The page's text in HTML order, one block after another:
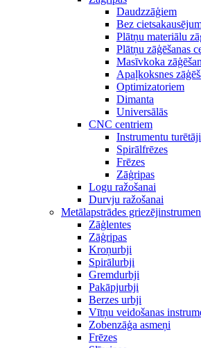
Daudzzāģiem
Bez
Plātņu materiālu
Plātņu zāģēšanas
Masīvkoka
Apaļkoksnes
Optimizatoriem
Dimanta
Universālās
CNC centriem
Instrumentu turētāji
Spirālfrēzes
Frēzes
Zāģripas
Logu ražošanai
Durvju ražošanai
Metālapstrādes
Zāģlentes
Zāģripas
Kroņurbji
Spirālurbji
Gremdurbji
Pakāpjurbji
Berzes urbji
Vītņu veidošanas
Zobenzāģa asmeņi
Frēzes